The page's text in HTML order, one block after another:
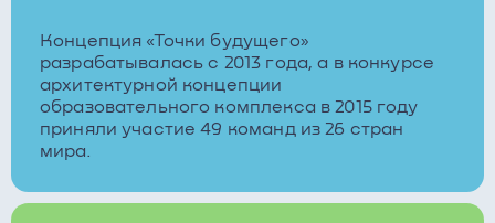
Концепция «Точки будущего»
разрабатывалась с 2013 года, а в конкурсе
архитектурной концепции
образовательного комплекса в 2015 году
приняли участие 49 команд из 26 стран
мира.